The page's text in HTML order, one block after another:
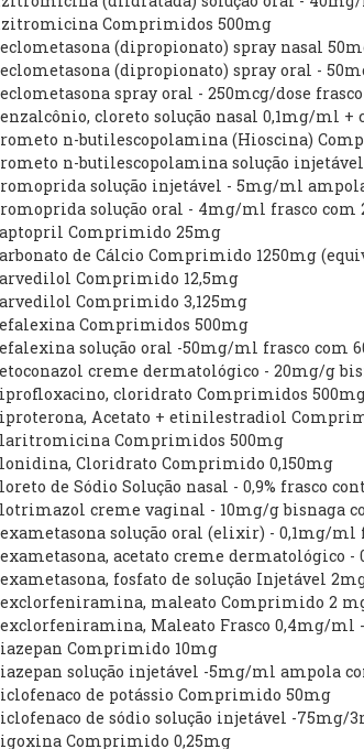
Comprimidos 500mg
(dipropionato) spray nasal
(dipropionato) spray oral -
spray oral - 250mcg/dose frasco
cloreto solução nasal 0,1mg/ml
n-butilescopolamina (Hioscina)
n-butilescopolamina solução
solução injetável - 5mg/ml
solução oral - 4mg/ml frasco com
Comprimido 25mg
de Cálcio Comprimido 1250mg
Comprimido 12,5mg
Comprimido 3,125mg
Comprimidos 500mg
solução oral -50mg/ml frasco com
creme dermatológico - 20mg/g
cloridrato Comprimidos
Acetato + etinilestradiol
Comprimidos 500mg
Cloridrato Comprimido 0,150mg
de Sódio Solução nasal - 0,9% frasco
creme vaginal - 10mg/g bisnaga
solução oral (elixir) - 0,1mg/ml
acetato creme dermatológico -
fosfato de solução Injetável
maleato Comprimido 2
Maleato Frasco 0,4mg/ml
Comprimido 10mg
solução injetável -5mg/ml ampola
de potássio Comprimido 50mg
de sódio solução injetável -75mg/
Comprimido 0,25mg